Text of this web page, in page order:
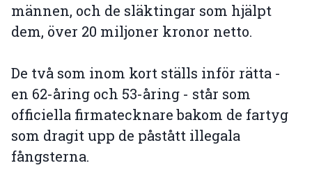
männen, och de släktingar som hjälpt
dem, över 20 miljoner kronor netto.
De två som inom kort ställs inför rätta -
en 62-åring och 53-åring - står som
officiella firmatecknare bakom de fartyg
som dragit upp de påstått illegala
fångsterna.